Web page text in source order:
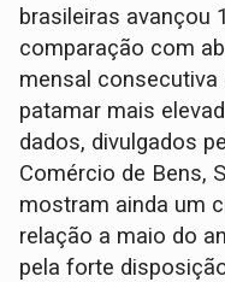
brasileiras avançou
comparação com
mensal
patamar mais
dados, divulgados
Comércio de Bens,
mostram ainda um
relação a maio do
pela forte